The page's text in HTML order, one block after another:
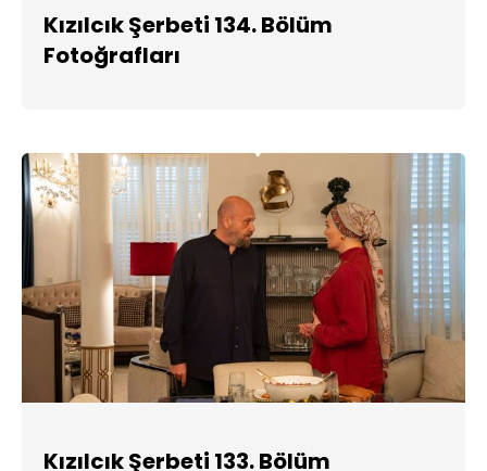
Kızılcık Şerbeti 134. Bölüm
Fotoğrafları
Kızılcık Şerbeti 133. Bölüm